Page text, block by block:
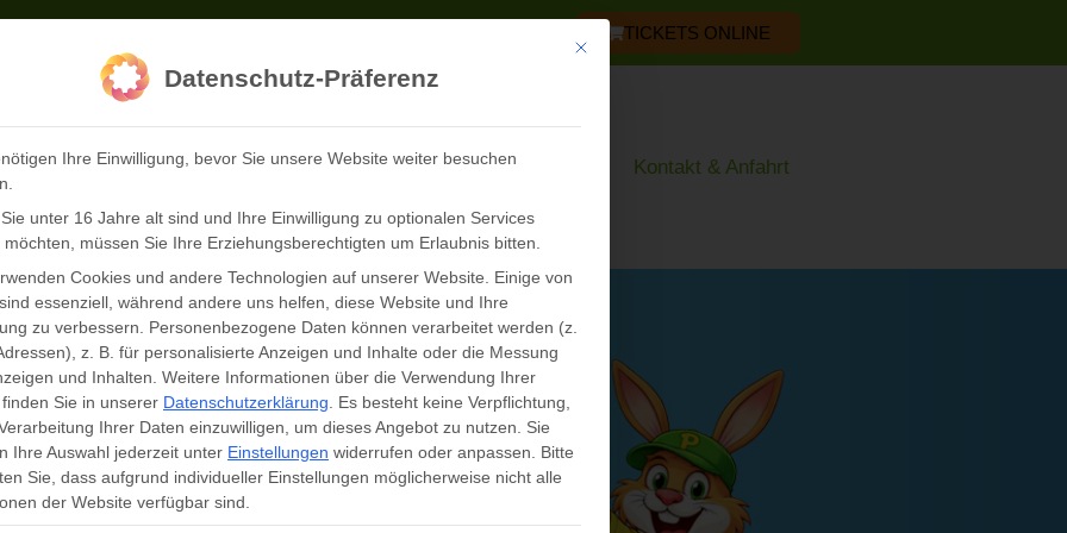
TICKETS ONLINE
Wildpark Preise Öffnungszeiten Infos Kontakt & Anfahrt
Mit diesem Button wird der Dialog geschlossen. Seine Funktionalität ist
Datenschutz-Präferenz
Ihre Einwilligung, bevor Sie unsere Website weiter besuchen
unter 16 Jahre alt sind und Ihre Einwilligung zu optionalen Services
müssen Sie Ihre Erziehungsberechtigten um Erlaubnis bitten.
Cookies und andere Technologien auf unserer Website. Einige von
essenziell, während andere uns helfen, diese Website und Ihre
zu verbessern.
Personenbezogene Daten können verarbeitet werden (z.
z. B. für personalisierte Anzeigen und Inhalte oder die Messung
und Inhalten. Weitere Informationen über die Verwendung Ihrer
Sie in unserer Datenschutzerklärung
Es besteht keine Verpflichtung,
Ihrer Daten einzuwilligen, um dieses Angebot zu nutzen.
Sie
Ihre Auswahl jederzeit unter Einstellungen widerrufen oder anpassen.
Bitte
Sie, dass aufgrund individueller Einstellungen möglicherweise nicht alle
der Website verfügbar sind.